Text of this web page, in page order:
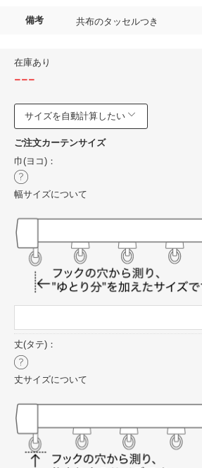
備考 共布のタッセルつき
在庫あり
---
サイズを自動計算したい
ご注文カーテンサイズ
巾(ヨコ)：
幅サイズについて
丈(タテ)：
丈サイズについて